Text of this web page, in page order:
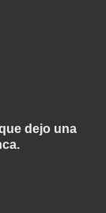
dejo una